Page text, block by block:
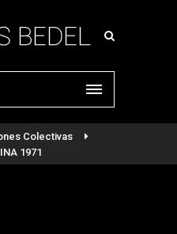
Colectivas
1971